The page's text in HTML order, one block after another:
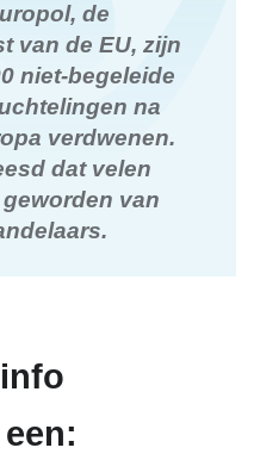
de
van de EU, zijn
niet-begeleide
na
verdwenen.
dat velen
van